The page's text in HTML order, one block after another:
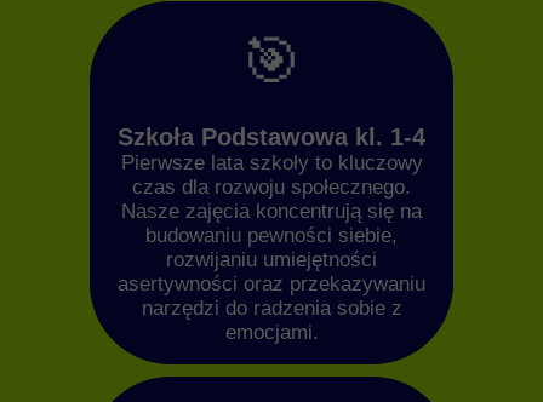
🎯
Szkoła Podstawowa kl. 1-4
Pierwsze lata szkoły to kluczowy
czas dla rozwoju społecznego.
Nasze zajęcia koncentrują się na
budowaniu pewności siebie,
rozwijaniu umiejętności
asertywności oraz przekazywaniu
narzędzi do radzenia sobie z
emocjami.